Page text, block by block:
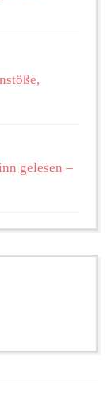
gelesen –